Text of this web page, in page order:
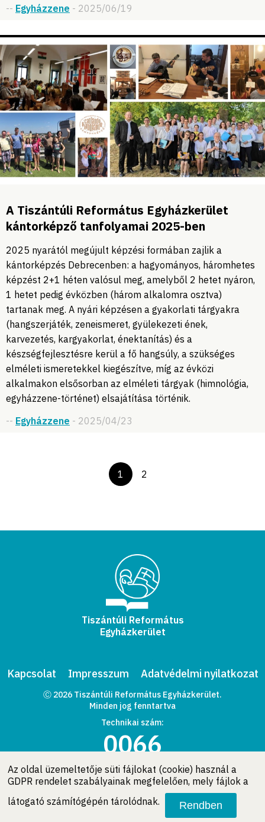
Az oldal üzemeltetője süti fájlokat (cookie) használ a
GDPR rendelet szabályainak megfelelően, mely fájlok a
látogató számítógépén tárolódnak.
Rendben
-- Egyházzene - 2025/06/19
A Tiszántúli Református Egyházkerület
kántorképző tanfolyamai 2025-ben
2025 nyarától megújult képzési formában zajlik a
kántorképzés Debrecenben: a hagyományos, háromhetes
képzést 2+1 héten valósul meg, amelyből 2 hetet nyáron,
1 hetet pedig évközben (három alkalomra osztva)
tartanak meg. A nyári képzésen a gyakorlati tárgyakra
(hangszerjáték, zeneismeret, gyülekezeti ének,
karvezetés, kargyakorlat, énektanítás) és a
készségfejlesztésre kerül a fő hangsúly, a szükséges
elméleti ismeretekkel kiegészítve, míg az évközi
alkalmakon elsősorban az elméleti tárgyak (himnológia,
egyházzene-történet) elsajátítása történik.
-- Egyházzene - 2025/04/23
1 2
Tiszántúli Református
Egyházkerület
Kapcsolat Impresszum Adatvédelmi nyilatkozat
Ⓒ 2026 Tiszántúli Református Egyházkerület.
Minden jog fenntartva
Technikai szám:
0066